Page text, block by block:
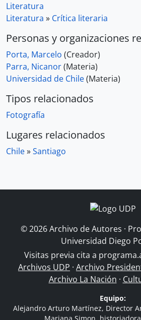
Literatura
Literatura » Crítica literaria
Personas y organizaciones
Porta, Marcelo (Creador)
Parra, Nicanor(Materia)
Universidad de Chile(Materia)
Tipos relacionados
Fotografía
Lugares relacionados
Chile»Santiago
© 2026 Archivo de Autores ·
Universidad Diego
Visitas previa cita a
Archivos UDP · Archivo
Archivo La Nación ·
Equipo:
Alejandro Arturo Martínez, Director